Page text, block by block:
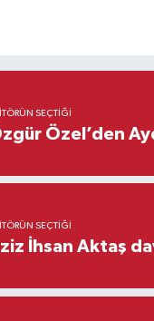
SEÇTIĞI
Özel’den
SEÇTIĞI
İhsan Aktaş